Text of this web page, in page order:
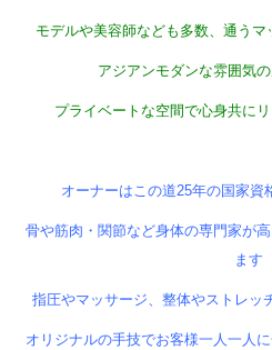
モデルや美容師なども多数、通うマ
アジアンモダンな雰囲気
プライベートな空間で心身共に
オーナーはこの道25年の国家資
骨や筋肉・関節など身体の専門家が
ます
指圧やマッサージ、整体やストレッ
オリジナルの手技でお客様一人一人